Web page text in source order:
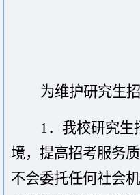
为维护研究生
1． 我校研究生
境，提高招考服务
不会委托任何社会